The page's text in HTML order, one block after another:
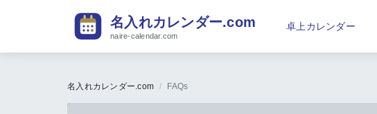
名入れカレンダー.com
naire-calendar.com
卓上カレンダー
名入れカレンダー.com FAQs